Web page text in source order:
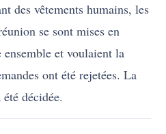
des vêtements humains, les
se sont mises en
et voulaient la
ont été rejetées. La
décidée.